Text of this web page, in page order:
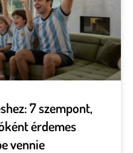
7 szempont,
érdemes
vennie